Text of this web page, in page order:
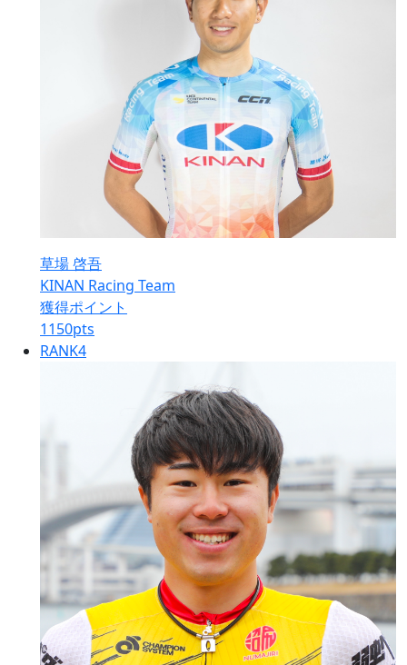
草場 啓吾
KINAN Racing Team
獲得ポイント
1150pts
RANK4